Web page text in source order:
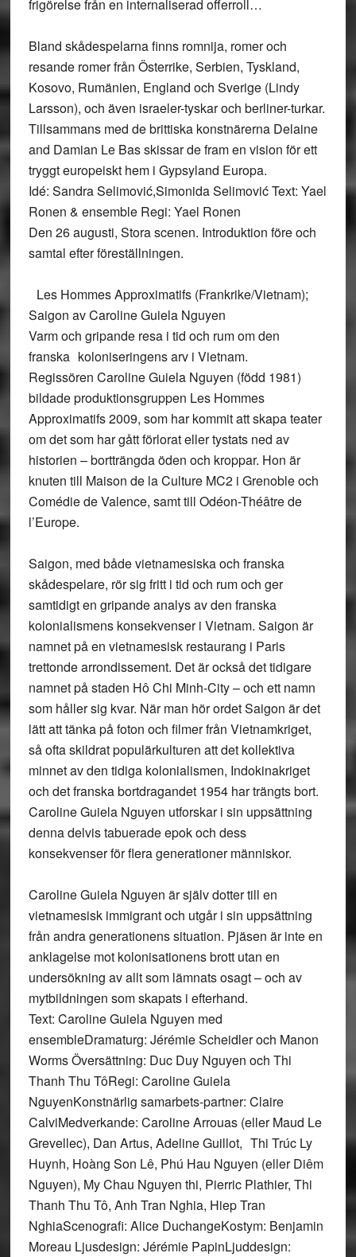
frigörelse från en internaliserad offerroll…
Bland skådespelarna finns romnija, romer och
resande romer från Österrike, Serbien, Tyskland,
Kosovo, Rumänien, England och Sverige (Lindy
Larsson), och även israeler-tyskar och berliner-turkar.
Tillsammans med de brittiska konstnärerna Delaine
and Damian Le Bas skissar de fram en vision för ett
tryggt europeiskt hem i Gypsyland Europa.
Idé: Sandra Selimović,Simonida Selimović Text: Yael
Ronen & ensemble Regi: Yael Ronen
Den 26 augusti, Stora scenen. Introduktion före och
samtal efter föreställningen.
Les Hommes Approximatifs (Frankrike/Vietnam);
Saigon av Caroline Guiela Nguyen
Varm och gripande resa i tid och rum om den
franska koloniseringens arv i Vietnam.
Regissören Caroline Guiela Nguyen (född 1981)
bildade produktionsgruppen Les Hommes
Approximatifs 2009, som har kommit att skapa teater
om det som har gått förlorat eller tystats ned av
historien – bortträngda öden och kroppar. Hon är
knuten till Maison de la Culture MC2 i Grenoble och
Comédie de Valence, samt till Odéon-Théâtre de
l’Europe.
Saigon, med både vietnamesiska och franska
skådespelare, rör sig fritt i tid och rum och ger
samtidigt en gripande analys av den franska
kolonialismens konsekvenser i Vietnam. Saigon är
namnet på en vietnamesisk restaurang i Paris
trettonde arrondissement. Det är också det tidigare
namnet på staden Hô Chi Minh-City – och ett namn
som håller sig kvar. När man hör ordet Saigon är det
lätt att tänka på foton och filmer från Vietnamkriget,
så ofta skildrat populärkulturen att det kollektiva
minnet av den tidiga kolonialismen, Indokinakriget
och det franska bortdragandet 1954 har trängts bort.
Caroline Guiela Nguyen utforskar i sin uppsättning
denna delvis tabuerade epok och dess
konsekvenser för flera generationer människor.
Caroline Guiela Nguyen är själv dotter till en
vietnamesisk immigrant och utgår i sin uppsättning
från andra generationens situation. Pjäsen är inte en
anklagelse mot kolonisationens brott utan en
undersökning av allt som lämnats osagt – och av
mytbildningen som skapats i efterhand.
Text: Caroline Guiela Nguyen med
ensembleDramaturg: Jérémie Scheidler och Manon
Worms Översättning: Duc Duy Nguyen och Thi
Thanh Thu TôRegi: Caroline Guiela
NguyenKonstnärlig samarbets-partner: Claire
CalviMedverkande: Caroline Arrouas (eller Maud Le
Grevellec), Dan Artus, Adeline Guillot, Thi Trúc Ly
Huynh, Hoàng Son Lê, Phú Hau Nguyen (eller Diêm
Nguyen), My Chau Nguyen thi, Pierric Plathier, Thi
Thanh Thu Tô, Anh Tran Nghia, Hiep Tran
NghiaScenografi: Alice DuchangeKostym: Benjamin
Moreau Ljusdesign: Jérémie PapinLjuddesign: